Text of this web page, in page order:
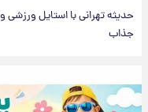
حدیثه تهرانی با استایل ورزشی و
جذاب